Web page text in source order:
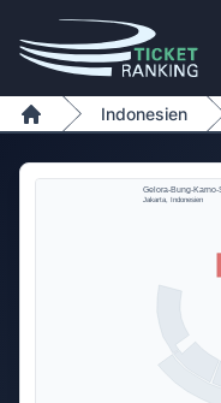
Zum Inhalt springen
Home
Indonesien
Gelora-Bung-Karno-
Jakarta, Indonesien